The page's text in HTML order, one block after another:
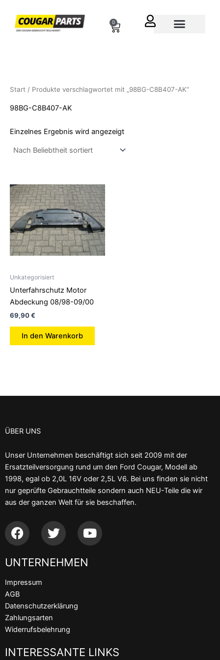
Inhalt
springen
0
Cart
Start / Produkte verschlagwortet mit „98BG-C8B407-AK“
98BG-C8B407-AK
Einzelnes Ergebnis wird angezeigt
Unkategorisiert
Unterfahrschutz Motor
Abdeckung 08/98-09/00
69,90€
In den Warenkorb
ÜBER UNS
Unser Unternehmen beschäftigt sich seit 2009 mit der
Ersatzteilversorgung rund um den Ford Cougar, Modell ab
1998, egal ob 2,0L 16V oder 2,5L V6. Bei uns finden sie nicht
nur geprüfte Gebrauchtteile sondern auch NEU-Teile die wir
aus der ganzen Welt für sie beschaffen.
F
a
e
o
o
k
T
w
t
r
Y
o
UNTERNEHMEN
Impressum
AGB
Datenschutzerklärung
Zahlungsarten
Widerrufsbelehrung
INTERESSANTE LINKS